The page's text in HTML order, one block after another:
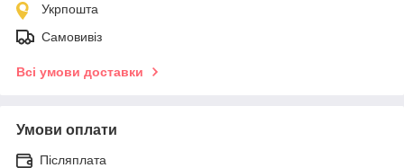
Укрпошта
Самовивіз
Всі умови доставки
Умови оплати
Післяплата